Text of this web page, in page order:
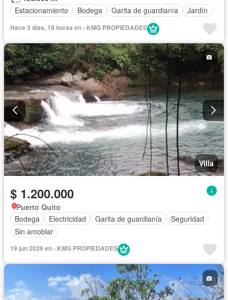
Estacionamiento
Bodega Garita de guardianía Jardín
Hace 3 días, 18 horas en - KMG PROPIEDADES
Villa
$ 1.200.000
Puerto Quito
Bodega
Electricidad Garita de guardianía
Seguridad
Sin amoblar
19 jun 2026 en - KMG PROPIEDADES